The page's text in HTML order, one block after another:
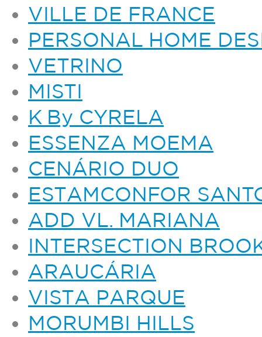
VILLE DE FRANCE
PERSONAL HOME
VETRINO
MISTI
K By CYRELA
ESSENZA MOEMA
CENÁRIO DUO
ESTAMCONFOR
ADD VL. MARIANA
INTERSECTION
ARAUCÁRIA
VISTA PARQUE
MORUMBI HILLS